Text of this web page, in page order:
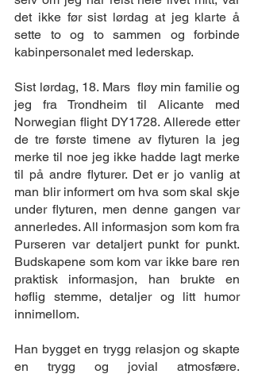
det ikke før sist lørdag at jeg klarte å
sette to og to sammen og forbinde
kabinpersonalet med lederskap.
Sist lørdag, 18. Mars  fløy min familie og
jeg fra Trondheim til Alicante med
Norwegian flight DY1728. Allerede etter
de tre første timene av flyturen la jeg
merke til noe jeg ikke hadde lagt merke
til på andre flyturer. Det er jo vanlig at
man blir informert om hva som skal skje
under flyturen, men denne gangen var
annerledes. All informasjon som kom fra
Purseren var detaljert punkt for punkt.
Budskapene som kom var ikke bare ren
praktisk informasjon, han brukte en
høflig stemme, detaljer og litt humor
innimellom.
Han bygget en trygg relasjon og skapte
en trygg og jovial atmosfære.